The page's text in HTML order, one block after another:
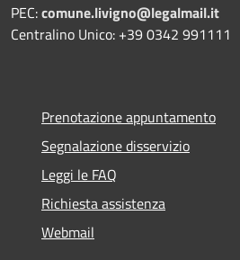
PEC:comune.livigno@legalmail.it
Centralino Unico: +39 0342 991111
Prenotazione appuntamento
Segnalazione disservizio
Leggi le FAQ
Richiesta assistenza
Webmail